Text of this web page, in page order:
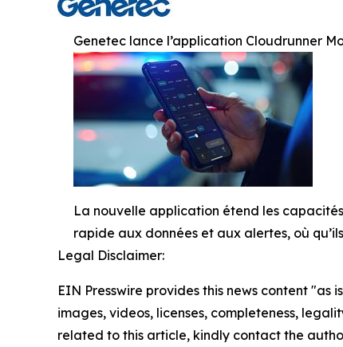
Genetec lance l’application Cloudrunner
La nouvelle application étend les
rapide aux données et aux alertes, où
Legal Disclaimer:
EIN Presswire provides this news content
images, videos, licenses, completeness,
related to this article, kindly contact the